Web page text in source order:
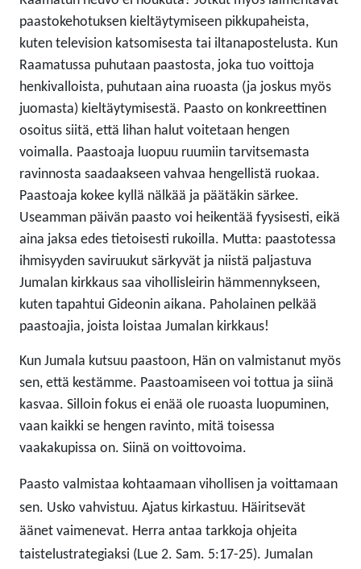
paastokehotuksen kieltäytymiseen pikkupaheista,
kuten television katsomisesta tai iltanapostelusta. Kun
Raamatussa puhutaan paastosta, joka tuo voittoja
henkivalloista, puhutaan aina ruoasta (ja joskus myös
juomasta) kieltäytymisestä. Paasto on konkreettinen
osoitus siitä, että lihan halut voitetaan hengen
voimalla. Paastoaja luopuu ruumiin tarvitsemasta
ravinnosta saadaakseen vahvaa hengellistä ruokaa.
Paastoaja kokee kyllä nälkää ja päätäkin särkee.
Useamman päivän paasto voi heikentää fyysisesti, eikä
aina jaksa edes tietoisesti rukoilla. Mutta: paastotessa
ihmisyyden saviruukut särkyvät ja niistä paljastuva
Jumalan kirkkaus saa vihollisleirin hämmennykseen,
kuten tapahtui Gideonin aikana. Paholainen pelkää
paastoajia, joista loistaa Jumalan kirkkaus!
Kun Jumala kutsuu paastoon, Hän on valmistanut myös
sen, että kestämme. Paastoamiseen voi tottua ja siinä
kasvaa. Silloin fokus ei enää ole ruoasta luopuminen,
vaan kaikki se hengen ravinto, mitä toisessa
vaakakupissa on. Siinä on voittovoima.
Paasto valmistaa kohtaamaan vihollisen ja voittamaan
sen. Usko vahvistuu. Ajatus kirkastuu. Häiritsevät
äänet vaimenevat. Herra antaa tarkkoja ohjeita
taistelustrategiaksi (Lue 2. Sam. 5:17-25). Jumalan